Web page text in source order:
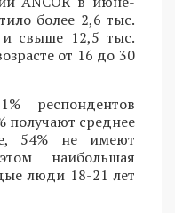
более 2,6 тыс.
и свыше 12,5 тыс.
от 16 до 30
респондентов
получают среднее
54% не имеют
наибольшая
люди 18-21 лет